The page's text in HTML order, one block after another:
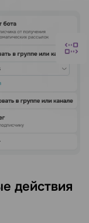
действия